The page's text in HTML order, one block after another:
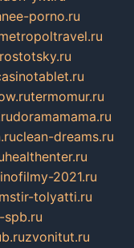
porno.ru
rostotsky.ru
termomur.ru
doramamama.ru
clean-dreams.ru
healthenter.ru
2021.ru
tolyatti.ru
spb.ru
zvonitut.ru